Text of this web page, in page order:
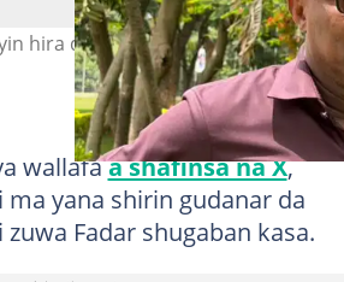
hira da manema labarai. Hoto:
wallafaa shafinsa na X,
ma yana shirin gudanar da
zuwa Fadar shugaban kasa.